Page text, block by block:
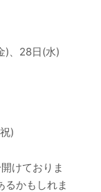
)、28日(水)
)
けておりま
るかもしれま